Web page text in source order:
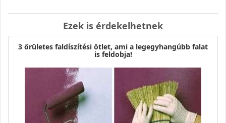
Ezek is érdekelhetnek
3 őrületes faldíszítési ötlet, ami a legegyhangúbb falat
is feldobja!